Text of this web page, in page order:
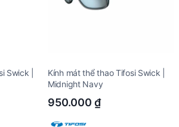
Swick |
Kính mát thể thao Tifosi Swick |
Midnight Navy
950.000 ₫